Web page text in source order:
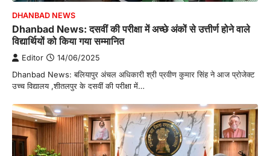
DHANBAD NEWS
Dhanbad News: दसवीं की परीक्षा में अच्छे अंकों से उत्तीर्ण होने वाले
विद्यार्थियों को किया गया सम्मानित
Editor 14/06/2025
Dhanbad News: बलियापुर अंचल अधिकारी श्री प्रवीण कुमार सिंह ने आज प्रोजेक्ट
उच्च विद्यालय ,शीतलपुर के दसवीं की परीक्षा में…